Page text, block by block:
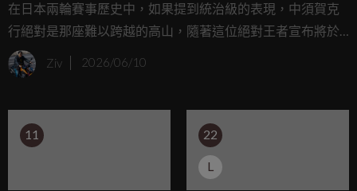
在日本兩輪賽事歷史中，如果提到統治級的表現，中須賀克
行絕對是那座難以跨越的高山，隨著這位絕對王者宣布將於
本賽季結束後高掛皮衣，安全帽大廠 Arai 也決定為廣大車迷
送上最具紀念價值的禮物，正式發表全新四分之三帽款 VZ-
全帽，更是讓車迷能在日常街道上，感受王者之風的絕佳配
件。
Ziv 2026/06/10
11 22
L